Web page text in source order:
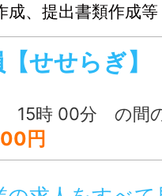
成、提出書類作成
、配食等 ・介護支
理業務 ・病院・居
方歓迎します ＊
ローワーク
せせらぎ】
時 00分 の間
円